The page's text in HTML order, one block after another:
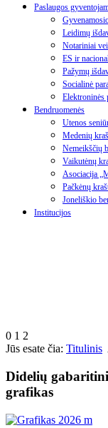
Paslaugos
Leidimų
Notariniai
ES ir
Pažymų
Socialinė
Elektroninės
Bendruomenės
Utenos
Medenių
Nemeikščių
Vaikutėnų
Asociacija
Pačkėnų
Joneliškio
Institucijos
0 1 2
Jūs esate čia: Titulinis
Didelių
grafikas